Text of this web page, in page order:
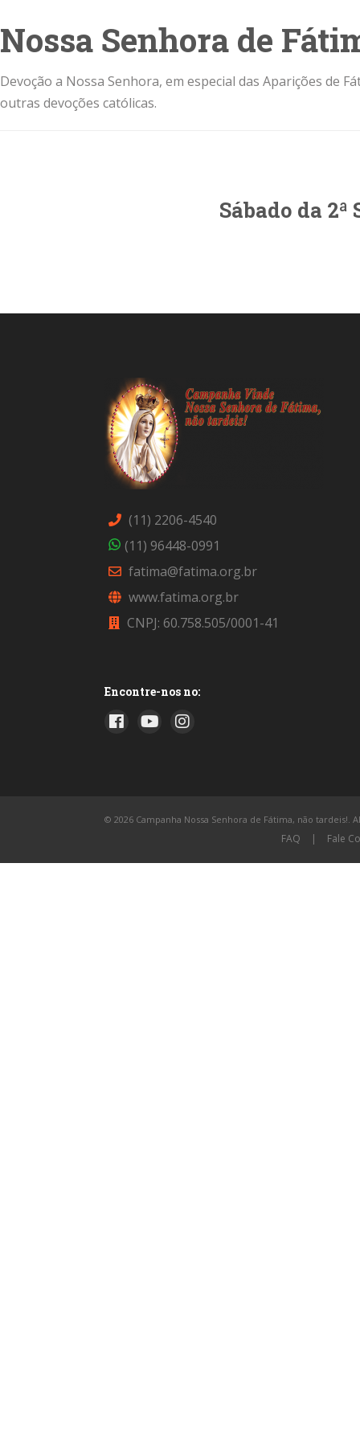
Nossa Senhora de
Devoção a Nossa Senhora, em especial das Aparições de
outras devoções católicas.
Sábado da 2ª
(11) 2206-4540
(11) 96448-0991
fatima@fatima.org.br
www.fatima.org.br
CNPJ: 60.758.505/0001-41
Encontre-nos no:
© 2026 Campanha Nossa Senhora de Fátima, não tardeis!.
FAQ | Fale